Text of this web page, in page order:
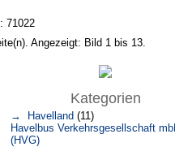
71022
Angezeigt: Bild 1 bis 13.
Kategorien
→ Havelland (11)
Havelbus Verkehrsgesellschaft
(HVG)